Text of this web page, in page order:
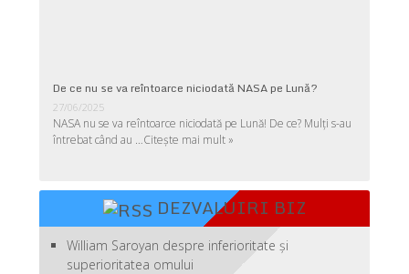
De ce nu se va reîntoarce niciodată NASA pe Lună?
27/06/2025
NASA nu se va reîntoarce niciodată pe Lună! De ce? Mulţi s-au
întrebat când au …Citește mai mult »
DEZVALUIRI BIZ
William Saroyan despre inferioritate şi
superioritatea omului